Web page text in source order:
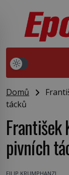
Domů
tácků
František
pivních
FILIP KRUMPHANZL